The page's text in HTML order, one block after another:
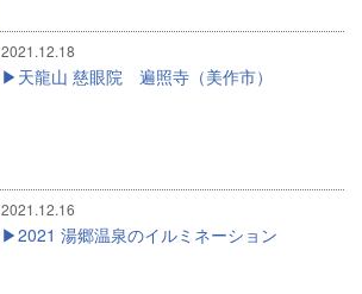
2021.12.18
天龍山 慈眼院 遍照寺（美作市）
2021.12.16
2021 湯郷温泉のイルミネーション